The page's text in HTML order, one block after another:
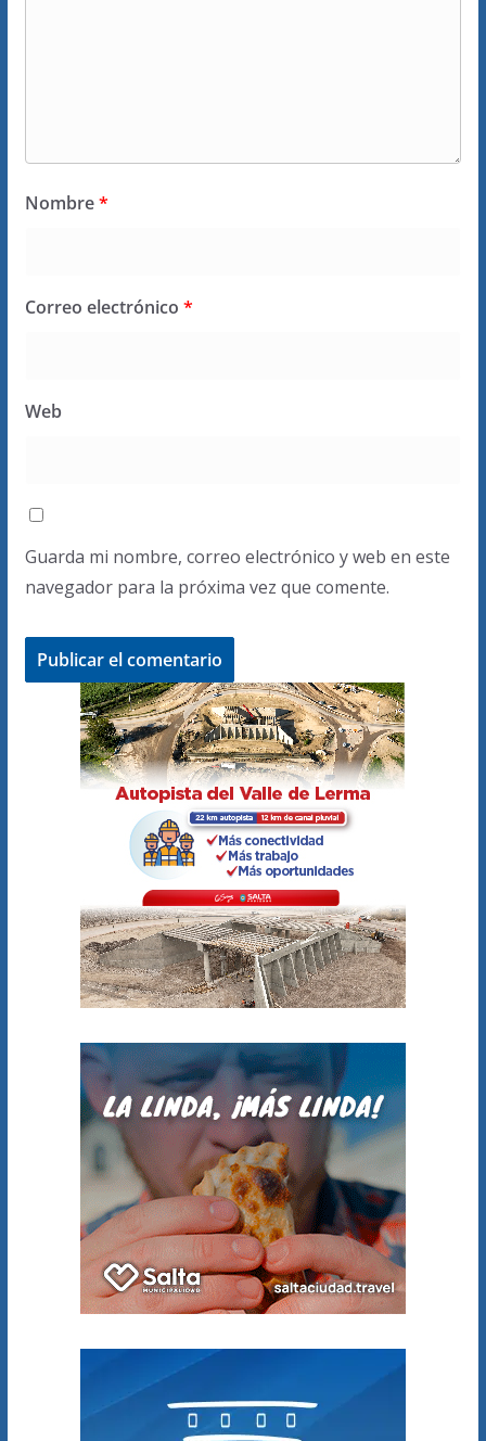
Nombre*
Correo electrónico *
Web
Guarda mi nombre, correo electrónico y web en este
navegador para la próxima vez que comente.